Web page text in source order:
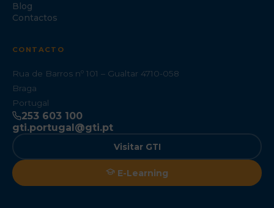
Blog
Contactos
CONTACTO
Rua de Barros nº 101 – Gualtar 4710-058
Braga
Portugal
253 603 100
gti.portugal@gti.pt
Visitar GTI
E-Learning